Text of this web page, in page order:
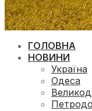
ГОЛОВНА
НОВИНИ
Україна
Одеса